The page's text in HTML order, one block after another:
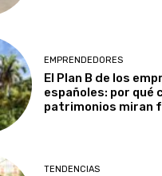
EMPRENDEDORES
El Plan B de los
españoles: por qué
patrimonios miran
TENDENCIAS